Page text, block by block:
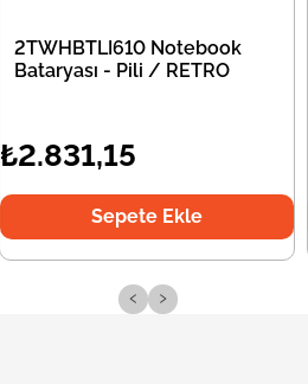
2TWHBTLI610 Notebook
Bataryası - Pili / RETRO
₺2.831,15
Sepete Ekle
‹ ›